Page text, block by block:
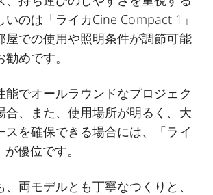
いのは「ライカCine Compact 1」
屋での使用や照明条件が調節可能
めです。
能でオールラウンドなプロジェク
合、また、使用場所が明るく、大
スを確保できる場合には、「ライ
優位です。
両モデルとも丁寧なつくりと、